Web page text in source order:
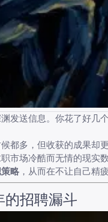
发送信息。你花了好几
都多，但收获的成果
市场冷酷而无情的现
略 ，从而在不让自己精
招聘漏斗